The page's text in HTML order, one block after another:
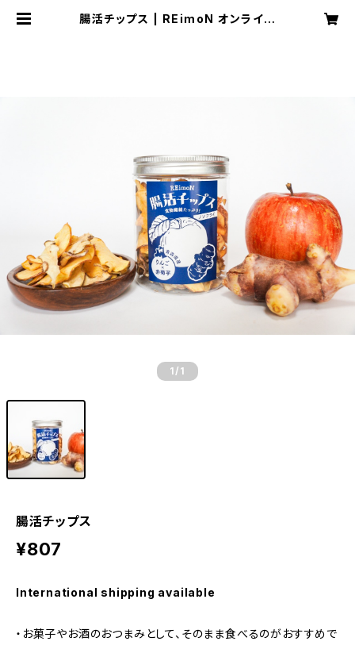
腸活チップス | REimoN オンライン
1 /1
腸活チップス
¥807
International shipping available
・お菓子やお酒のおつまみとして、そのまま食べるのがおすすめで